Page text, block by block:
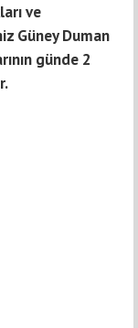
ve
Güney Duman
günde 2